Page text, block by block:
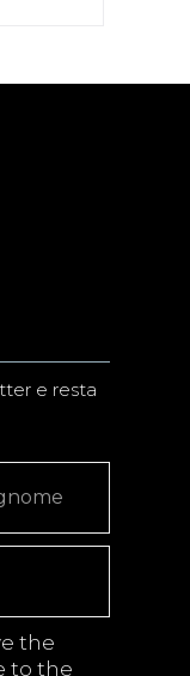
e resta
the
to the